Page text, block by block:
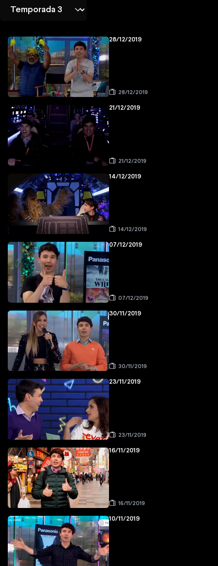
28/12/2019
28/12/2019
21/12/2019
21/12/2019
14/12/2019
14/12/2019
07/12/2019
07/12/2019
30/11/2019
30/11/2019
23/11/2019
23/11/2019
16/11/2019
16/11/2019
10/11/2019